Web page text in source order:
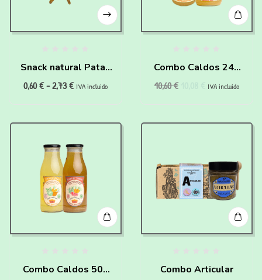
Snack natural Patas
de Pollo para perros
0,60€-2,73€ IVA incluido
Combo Caldos 240
10,60€ IVA incluido
Combo Caldos 500
Combo Articular